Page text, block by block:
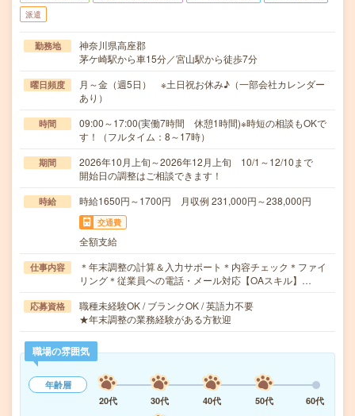
派遣
勤務地
神奈川県高座郡
茅ケ崎駅から車15分／宮山駅から徒歩7分
曜日頻度
月～金（週5日） ※土日祝お休み♪（一部会社カレンダー
あり）
時間
09:00～17:00(実働7時間 休憩1時間)※時短の相談もOKで
す！（フルタイム：8～17時）
期間
2026年10月上旬～2026年12月上旬 10/1～12/10まで
開始日の調整はご相談できます！
時給 時給1650円～1700円 月収例 231,000円～238,000円
交通費
全額支給
仕事内容
＊年末調整の計算＆入力サポート＊内容チェック＊ファイ
リング＊従業員への電話・メール対応【OAスキル】…
応募資格
職種未経験OK / ブランクOK / 英語力不要
★年末調整の業務経験がある方歓迎
職場の雰囲気
年齢層
20代
30代 40代 50代 60代